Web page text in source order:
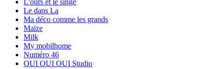
Le dans La
Ma déco comme les grands
Maïze
Milk
My mobilhome
Numéro 46
OUI OUI OUI Studio